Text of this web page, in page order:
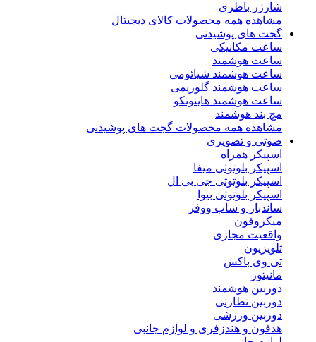
شارژر باطری
مشاهده همه محصولات کالای دیجیتال
گجت های پوشیدنی
ساعت مکانیکی
ساعت هوشمند
ساعت هوشمند شیائومی
ساعت هوشمند گلوریمی
ساعت هوشمند هاینوتکو
مچ بند هوشمند
مشاهده همه محصولات گجت های پوشیدنی
صوتی و تصویری
اسپیکر همراه
اسپیکر بلوتوثی میفا
اسپیکر بلوتوثی جی بی ال
اسپیکر بلوتوثی بیوا
ساندبار و ساب ووفر
میکروفون
واقعیت مجازی
تلویزیون
تی وی باکس
مانیتور
دوربین هوشمند
دوربین نظارتی
دوربین ورزشی
هدفون و هندزفری و لوازم جانبی